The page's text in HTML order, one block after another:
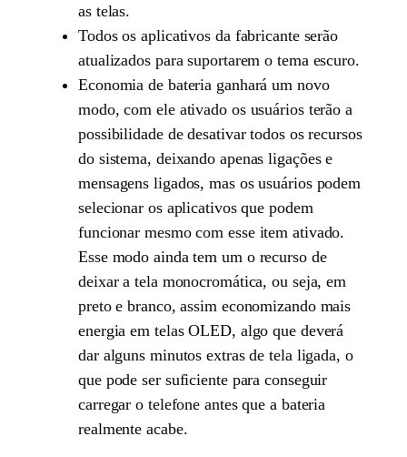
as telas.
Todos os aplicativos da fabricante serão
atualizados para suportarem o tema escuro.
Economia de bateria ganhará um novo
modo, com ele ativado os usuários terão a
possibilidade de desativar todos os recursos
do sistema, deixando apenas ligações e
mensagens ligados, mas os usuários podem
selecionar os aplicativos que podem
funcionar mesmo com esse item ativado.
Esse modo ainda tem um o recurso de
deixar a tela monocromática, ou seja, em
preto e branco, assim economizando mais
energia em telas OLED, algo que deverá
dar alguns minutos extras de tela ligada, o
que pode ser suficiente para conseguir
carregar o telefone antes que a bateria
realmente acabe.